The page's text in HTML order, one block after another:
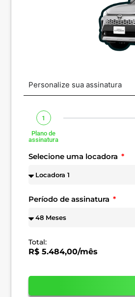
Personalize sua assinatura
1
Plano de
assinatura
Selecione uma locadora
Período de assinatura
Total:
R$ 5.484,00/mês